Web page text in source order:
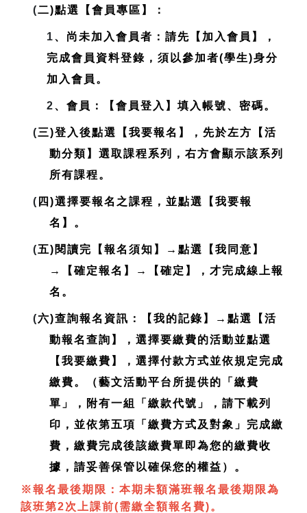
(二)點選【會員專區】：
1、尚未加入會員者：請先【加入會員】，
完成會員資料登錄， 須以參加者(學生)身分
加入會員 。
2、會員：【會員登入】填入帳號、密碼。
(三)登入後點選【我要報名】，先於左方【活
動分類】選取課程系列，右方會顯示該系列
所有課程。
( 四)選擇要報名之課程，並點選【我要報
名】。
(五)閱讀完【報名須知】→點選【我同意】
→【確定報名】→【確定】，才完成線上報
名。
(六)查詢報名資訊：【我的記錄】→點選【活
動報名查詢】，選擇要繳費的活動並點選
【我要繳費】，選擇付款方式並依規定完成
繳費。（藝文活動平台所提供的「繳費
單」，附有一組「繳款代號」，請下載列
印，並依第五項「繳費方式及對象」完成繳
費，繳費完成後該繳費單即為您的繳費收
據，請妥善保管以確保您的權益）。
※報名最後期限：本期未額滿班報名最後期限為
該班第2次上課前(需繳全額報名費)。